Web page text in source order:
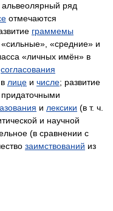
ряд
отмечаются
граммемы
«средние» и
«личных имён» в
согласования
в лице и числе; развитие
придаточными
и лексики (в т. ч.
и научной
(в сравнении с
заимствований из